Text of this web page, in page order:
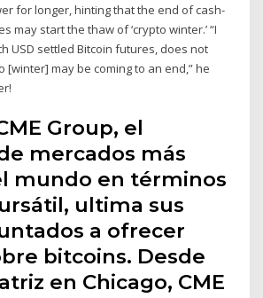
for longer, hinting that the end of cash-
may start the thaw of ‘crypto winter.’ “I
USD settled Bitcoin futures, does not
[winter] may be coming to an end,” he
CME Group, el
mercados más
mundo en términos
ultima sus
a ofrecer
bitcoins. Desde
en Chicago, CME